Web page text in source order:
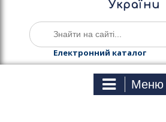
у
України
Ш
у
а
Електронний каталог
Меню